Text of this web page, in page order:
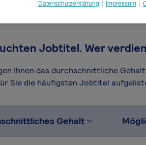
Jobtitel. Wer
Ihnen das durchschnittliche
Sie die häufigsten Jobtitel
Gehalt
Datenschutzerklärung
Impressum